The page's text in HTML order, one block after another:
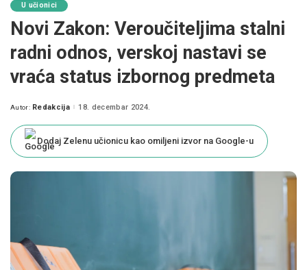
U učionici
Novi Zakon: Veroučiteljima stalni
radni odnos, verskoj nastavi se
vraća status izbornog predmeta
Posted
Autor: Redakcija 18. decembar 2024.
Dodaj Zelenu učionicu kao omiljeni izvor na Google-u